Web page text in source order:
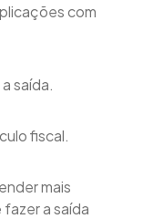
com
saída.
fiscal.
mais
a saída